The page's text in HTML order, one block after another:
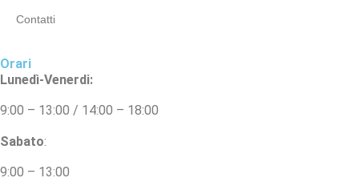
Contatti
Orari
Lunedì-Venerdi:
9:00 – 13:00 / 14:00 – 18:00
Sabato:
9:00 – 13:00